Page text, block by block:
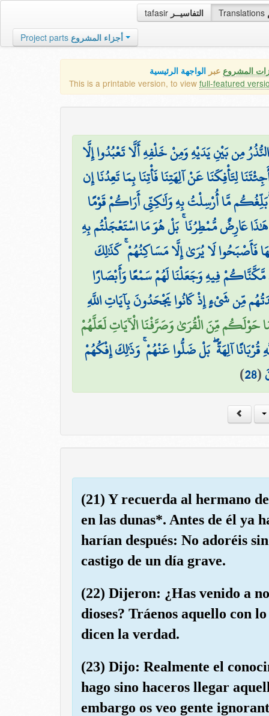
tafasir التفاسيــر Translations
Project parts أجزاء المشروع
المشروع عبر الواجهة الرئيسية
This is a printable version, to view full-featured
مِن بَيْنِ يَدَيْهِ وَمِنْ خَلْفِهِ أَلَّا تَعْبُدُوا إِلَّا
لِتَأْفِكَنَا عَنْ آلِهَتِنَا فَأْتِنَا بِمَا تَعِدُنَا إِن
مَّا أُرْسِلْتُ بِهِ وَلَٰكِنِّي أَرَاكُمْ قَوْمًا
هَٰذَا عَارِضٌ مُّمْطِرُنَا ۚ بَلْ هُوَ مَا اسْتَعْجَلْتُم بِهِ
فَأَصْبَحُوا لَا يُرَىٰ إِلَّا مَسَاكِنُهُمْ ۚ كَذَٰلِكَ
فِيهِ وَجَعَلْنَا لَهُمْ سَمْعًا وَأَبْصَارًا
مِّن شَيْءٍ إِذْ كَانُوا يَجْحَدُونَ بِآيَاتِ اللَّهِ
حَوْلَكُم مِّنَ الْقُرَىٰ وَصَرَّفْنَا الْآيَاتِ لَعَلَّهُمْ
قُرْبَانًا آلِهَةً ۖ بَلْ ضَلُّوا عَنْهُمْ ۚ وَذَٰلِكَ إِفْكُهُمْ
(
28
)
(21) Y recuerda al hermano
en las dunas*. Antes de él ya
harían después: No adoréis
castigo de un día grave.
(22) Dijeron: ¿Has venido a
dioses? Tráenos aquello con
dicen la verdad.
(23) Dijo: Realmente el
hago sino haceros llegar
embargo os veo gente